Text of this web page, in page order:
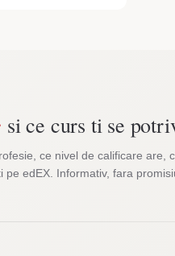
si ce curs ti se
ce nivel de calificare are,
edEX. Informativ, fara